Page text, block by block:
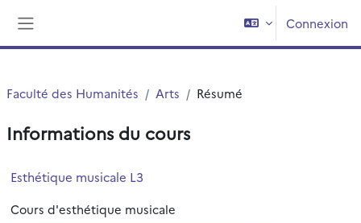
Connexion
Faculté des Humanités Arts Résumé
Informations du cours
Esthétique musicale L3
Cours d'esthétique musicale